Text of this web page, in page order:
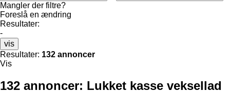
Mangler der filtre?
Foreslå en ændring
Resultater:
-
vis
Resultater: 132 annoncer
Vis
132 annoncer: Lukket kasse veksellad